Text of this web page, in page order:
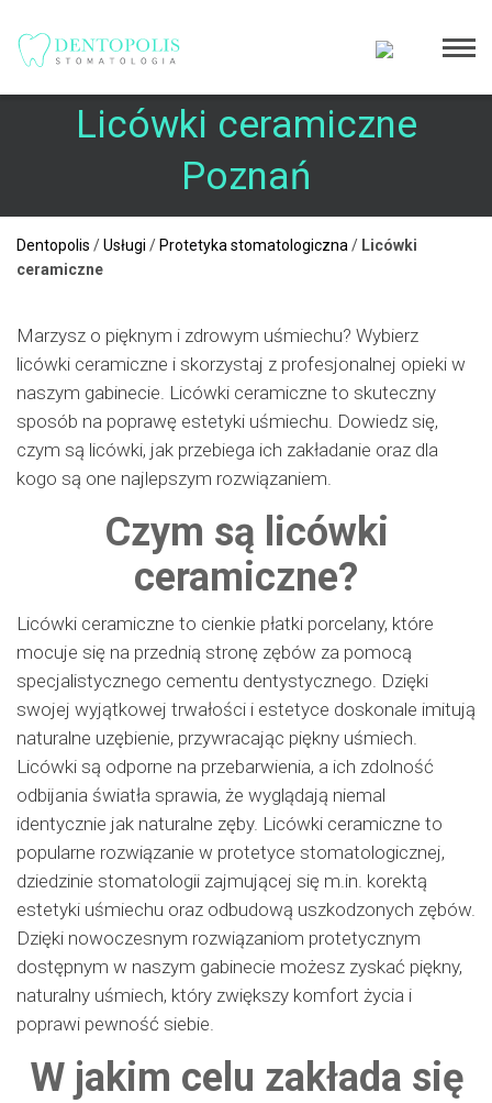
Licówki ceramiczne
Poznań
Dentopolis /Usługi / Protetyka stomatologiczna / Licówki
ceramiczne
Marzysz o pięknym i zdrowym uśmiechu? Wybierz
licówki ceramiczne i skorzystaj z profesjonalnej opieki w
naszym gabinecie. Licówki ceramiczne to skuteczny
sposób na poprawę estetyki uśmiechu. Dowiedz się,
czym są licówki, jak przebiega ich zakładanie oraz dla
kogo są one najlepszym rozwiązaniem.
Czym są licówki
ceramiczne?
Licówki ceramiczne to cienkie płatki porcelany, które
mocuje się na przednią stronę zębów za pomocą
specjalistycznego cementu dentystycznego. Dzięki
swojej wyjątkowej trwałości i estetyce doskonale imitują
naturalne uzębienie, przywracając piękny uśmiech.
Licówki są odporne na przebarwienia, a ich zdolność
odbijania światła sprawia, że wyglądają niemal
identycznie jak naturalne zęby. Licówki ceramiczne to
popularne rozwiązanie w protetyce stomatologicznej,
dziedzinie stomatologii zajmującej się m.in. korektą
estetyki uśmiechu oraz odbudową uszkodzonych zębów.
Dzięki nowoczesnym rozwiązaniom protetycznym
dostępnym w naszym gabinecie możesz zyskać piękny,
naturalny uśmiech, który zwiększy komfort życia i
poprawi pewność siebie.
W jakim celu zakłada się